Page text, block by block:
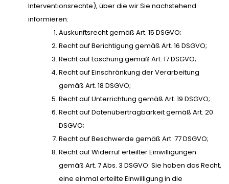
Interventionsrechte), über die wir Sie nachstehend
informieren:
Auskunftsrecht gemäß Art. 15 DSGVO;
Recht auf Berichtigung gemäß Art. 16 DSGVO;
Recht auf Löschung gemäß Art. 17 DSGVO;
Recht auf Einschränkung der Verarbeitung
gemäß Art. 18 DSGVO;
Recht auf Unterrichtung gemäß Art. 19 DSGVO;
Recht auf Datenübertragbarkeit gemäß Art. 20
DSGVO;
Recht auf Beschwerde gemäß Art. 77 DSGVO;
Recht auf Widerruf erteilter Einwilligungen
gemäß Art. 7 Abs. 3 DSGVO: Sie haben das Recht,
eine einmal erteilte Einwilligung in die